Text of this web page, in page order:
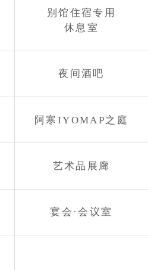
别馆住宿专用
休息室
夜间酒吧
阿寒IYOMAP之庭
艺术品展廊
宴会·会议室